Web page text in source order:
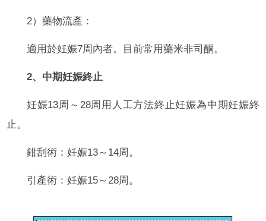
2）藥物流產：
適用於妊娠7周內者。目前常用藥米非司酮。
2、中期妊娠終止
妊娠13周～28周用人工方法終止妊娠為中期妊娠終
止。
鉗刮術：妊娠13～14周。
引產術：妊娠15～28周。